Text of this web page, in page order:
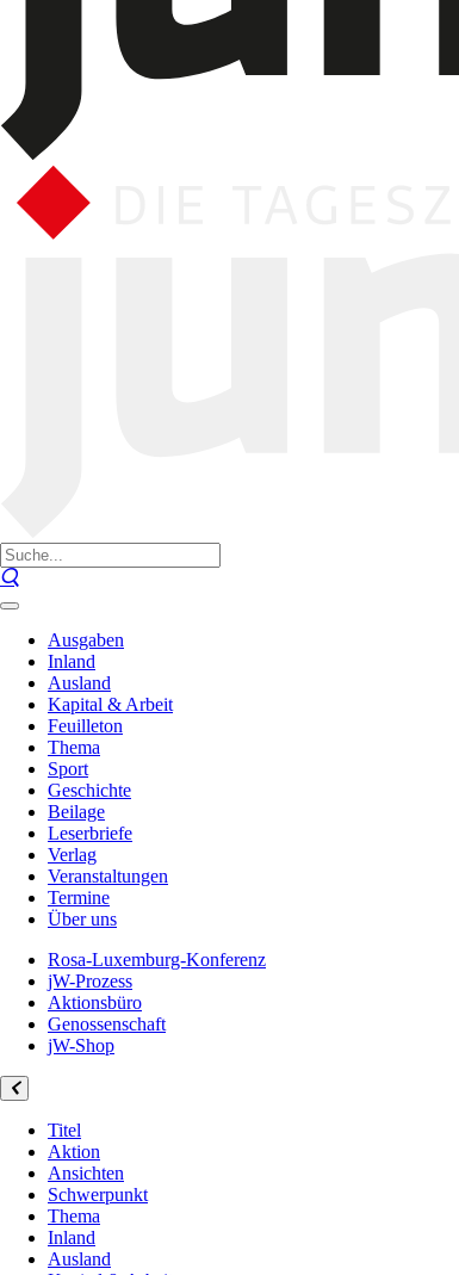
Ausgaben
Inland
Ausland
Kapital & Arbeit
Feuilleton
Thema
Sport
Geschichte
Beilage
Leserbriefe
Verlag
Veranstaltungen
Termine
Über uns
Rosa-Luxemburg-Konferenz
jW-Prozess
Aktionsbüro
Genossenschaft
jW-Shop
Titel
Aktion
Ansichten
Schwerpunkt
Thema
Inland
Ausland